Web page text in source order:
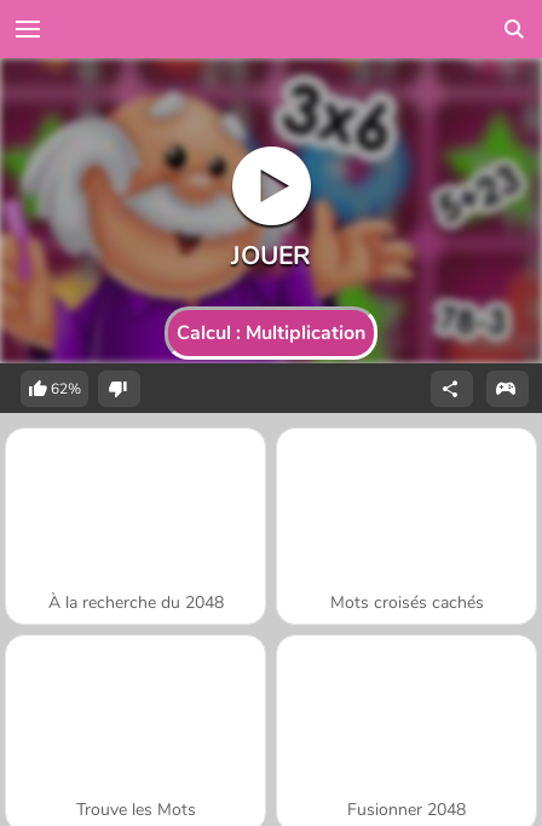
Calcul : Multiplication
62%
À la recherche du 2048 Mots croisés cachés
Trouve les Mots Fusionner 2048